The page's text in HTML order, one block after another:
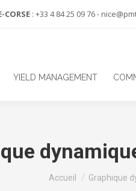
CORSE : +33 4 84 25 09 76 -
YIELD MANAGEMENT
Vous êtes ici :
Accueil Graphique